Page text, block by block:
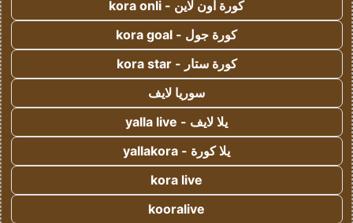
كورة اون لاين - kora onli
كورة جول - kora goal
كورة ستار - kora star
سوريا لايف
يلا لايف - yalla live
يلا كورة - yallakora
kora live
kooralive